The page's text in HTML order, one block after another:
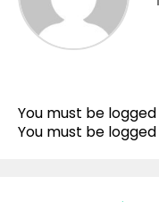
You must be
You must be logged